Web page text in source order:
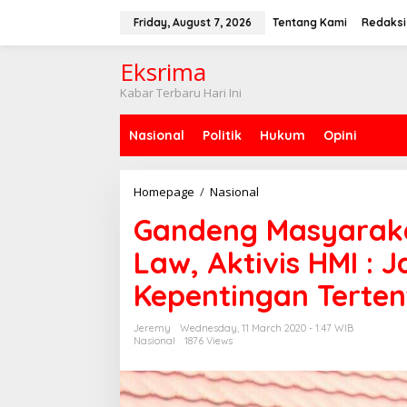
Friday, August 7, 2026 Tentang Kami Redaksi
Eksrima
Kabar Terbaru Hari Ini
Nasional Politik Hukum Opini
Homepage / Nasional
e
n
g
M
a
a
r
Gandeng
Law, Aktivis HMI :
Kepentingan
Jeremy
Wednesday, 11 March 2020 - 1:47 WIB
Nasional
1876 Views